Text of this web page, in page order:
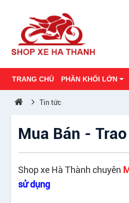
TRANG CHỦ PHẦN KHỐI LỚN
Tin tức
Mua Bán -
Shop xe Hà Thành chuyên
sử dụng